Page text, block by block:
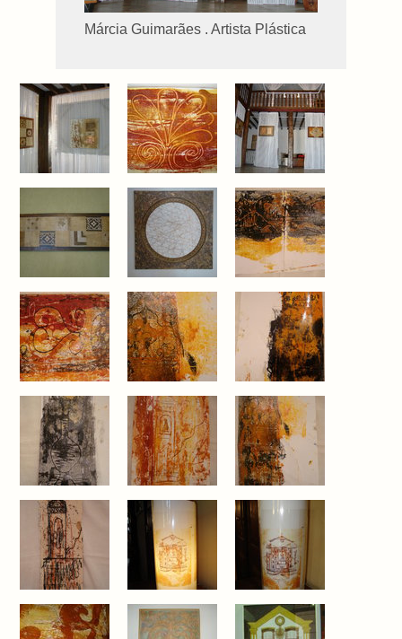
Márcia Guimarães . Artista Plástica